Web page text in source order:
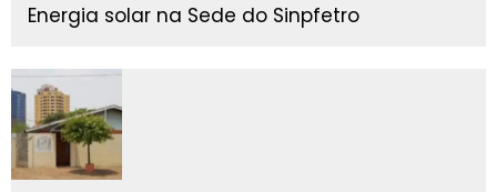
Energia solar na Sede do Sinpfetro